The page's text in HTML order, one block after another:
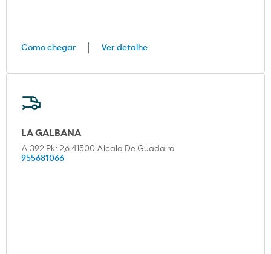
Como chegar Ver detalhe
LA GALBANA
A-392 Pk: 2,6 41500 Alcala De Guadaira
955681066